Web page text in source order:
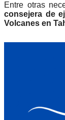
Entre otras
consejera de
Volcanes en